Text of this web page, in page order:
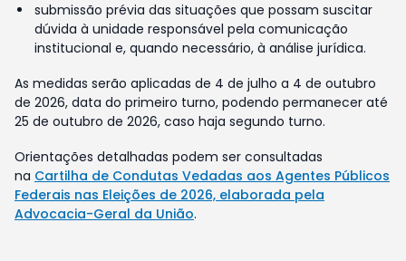
submissão prévia das situações que possam suscitar
dúvida à unidade responsável pela comunicação
institucional e, quando necessário, à análise jurídica.
As medidas serão aplicadas de 4 de julho a 4 de outubro
de 2026, data do primeiro turno, podendo permanecer até
25 de outubro de 2026, caso haja segundo turno.
Orientações detalhadas podem ser consultadas
na Cartilha de Condutas Vedadas aos Agentes Públicos
Federais nas Eleições de 2026, elaborada pela
Advocacia-Geral da União.